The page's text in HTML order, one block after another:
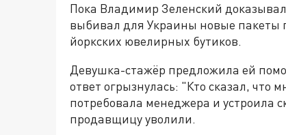
Пока Владимир Зеленский
выбивал для Украины новые пакеты
йоркских ювелирных бутиков.
Девушка-стажёр предложила ей
ответ огрызнулась: "Кто сказал, что
потребовала менеджера и устроила
продавщицу уволили.